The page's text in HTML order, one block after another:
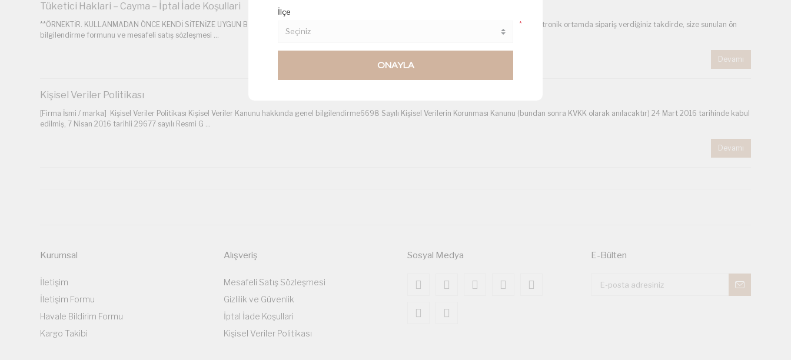
Tüketici Haklari – Cayma – İptal İade Koşullari
**ÖRNEKTİR. KULLANMADAN ÖNCE KENDİ SİTENİZE UYGUN BİR ŞEKİLDE DÜZENLEYİNİZ** GENEL: 1.Kullanmakta olduğunuz web sitesi üzerinden elektronik ortamda sipariş verdiğiniz takdirde, size sunulan ön
bilgilendirme formunu ve mesafeli satış sözleşmesi ...
Devamı
Kişisel Veriler Politikası
[Firma İsmi / marka] Kişisel Veriler Politikası Kişisel Veriler Kanunu hakkında genel bilgilendirme6698 Sayılı Kişisel Verilerin Korunması Kanunu (bundan sonra KVKK olarak anılacaktır) 24 Mart 2016 tarihinde kabul
edilmiş, 7 Nisan 2016 tarihli 29677 sayılı Resmi G ...
Devamı
Kurumsal
İletişim
İletişim Formu
Havale Bildirim Formu
Kargo Takibi
Alışveriş
Mesafeli Satış Sözleşmesi
Gizlilik ve Güvenlik
İptal İade Koşullari
Kişisel Veriler Politikası
Sosyal Medya E-Bülten
İlçe
*
ONAYLA